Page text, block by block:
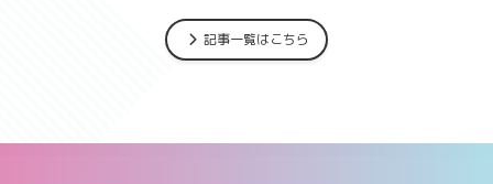
記事一覧はこちら